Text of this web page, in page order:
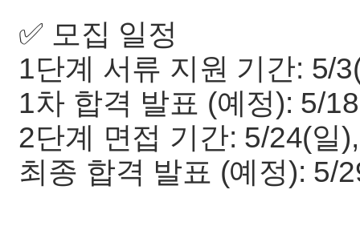
✅ 모집 일정
1단계 서류 지원 기간: 5/
1차 합격 발표 (예정): 5/
2단계 면접 기간: 5/24(일
최종 합격 발표 (예정): 5/